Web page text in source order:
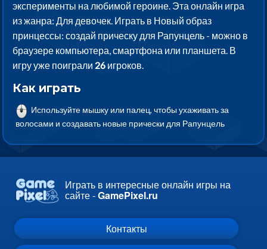
эксперименты на любимой героине. Эта онлайн игра
из жанра: Для девочек. Играть в Новый образ
принцессы: создай прическу для Рапунцель - можно в
браузере компьютера, смартфона или планшета. В
игру уже поиграли 26 игроков.
Как играть
Используйте мышку или палец, чтобы ухаживать за
волосами и создавать новые прически для Рапунцель
Играть в интересные онлайн игры на
сайте -GamePixel.ru
Контакты